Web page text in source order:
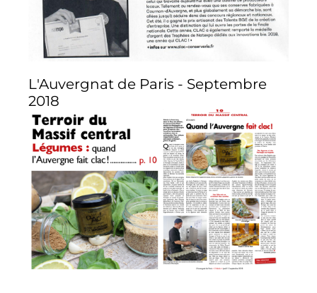
L'Auvergnat de Paris - Septembre
2018